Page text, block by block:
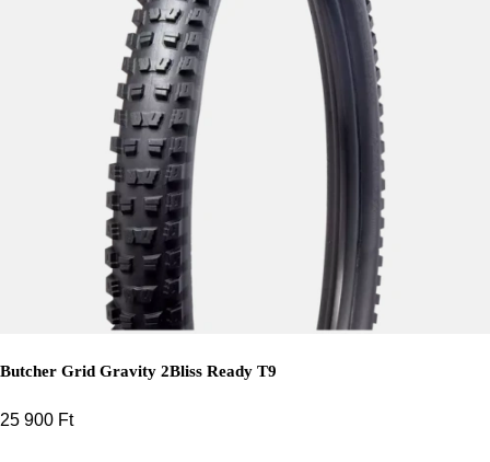
Butcher Grid Gravity 2Bliss Ready T9
25 900 Ft